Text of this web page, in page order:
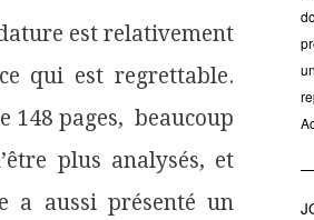
est relativement
qui est regrettable.
148 pages, beaucoup
plus analysés, et
a aussi présenté un